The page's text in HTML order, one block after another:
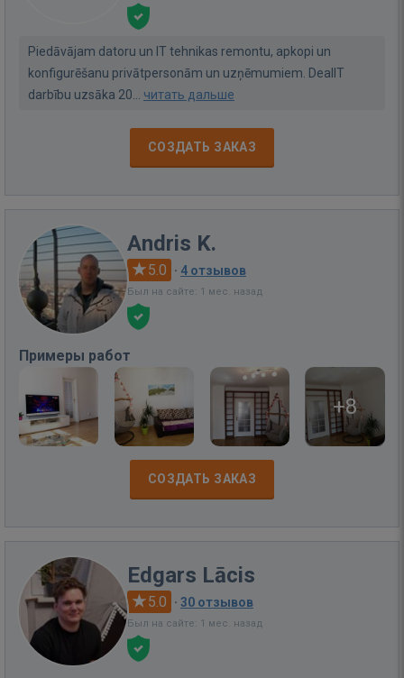
Piedāvājam datoru un IT tehnikas remontu, apkopi un
konfigurēšanu privātpersonām un uzņēmumiem. DealIT
darbību uzsāka 20... читать дальше
СОЗДАТЬ ЗАКАЗ
Andris K.
5.0 · 4 отзывов
Был на сайте: 1 мес. назад
Примеры работ
+8
СОЗДАТЬ ЗАКАЗ
Edgars Lācis
5.0 · 30 отзывов
Был на сайте: 1 мес. назад